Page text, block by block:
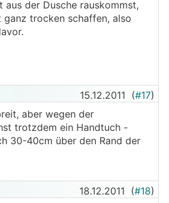
aus der Dusche rauskommst,
trocken schaffen, also
15.12.2011 (#17)
aber wegen der
trotzdem ein Handtuch -
30-40cm über den Rand der
18.12.2011 (#18)